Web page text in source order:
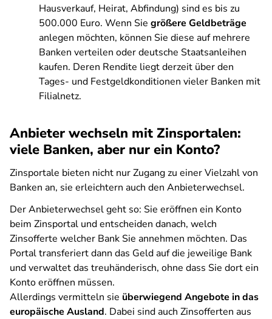
Hausverkauf, Heirat, Abfindung) sind es bis zu
500.000 Euro. Wenn Sie größere Geldbeträge
anlegen möchten, können Sie diese auf mehrere
Banken verteilen oder deutsche Staatsanleihen
kaufen. Deren Rendite liegt derzeit über den
Tages- und Festgeldkonditionen vieler Banken mit
Filialnetz.
Anbieter wechseln mit Zinsportalen:
viele Banken, aber nur ein Konto?
Zinsportale bieten nicht nur Zugang zu einer Vielzahl von
Banken an, sie erleichtern auch den Anbieterwechsel.
Der Anbieterwechsel geht so: Sie eröffnen ein Konto
beim Zinsportal und entscheiden danach, welch
Zinsofferte welcher Bank Sie annehmen möchten. Das
Portal transferiert dann das Geld auf die jeweilige Bank
und verwaltet das treuhänderisch, ohne dass Sie dort ein
Konto eröffnen müssen.
Allerdings vermitteln sie überwiegend Angebote in das
europäische Ausland. Dabei sind auch Zinsofferten aus